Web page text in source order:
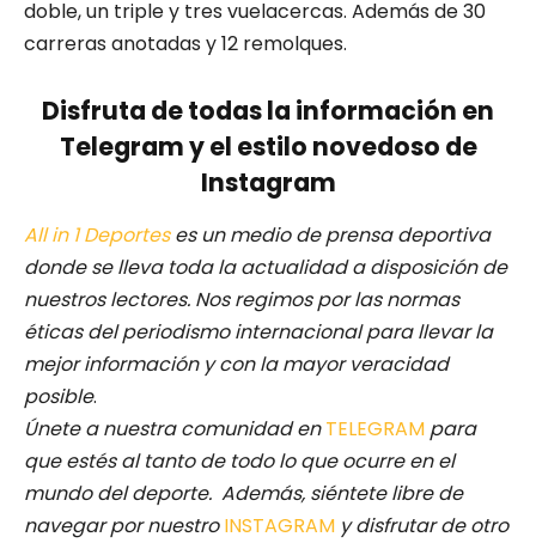
doble, un triple y tres vuelacercas. Además de 30
carreras anotadas y 12 remolques.
Disfruta de todas la información en
Telegram y el estilo novedoso de
Instagram
All in 1 Deporteses un medio de prensa deportiva
donde se lleva toda la actualidad a disposición de
nuestros lectores. Nos regimos por las normas
éticas del periodismo internacional para llevar la
mejor información y con la mayor veracidad
posible.
Únete a nuestra comunidad enTELEGRAM para
que estés al tanto de todo lo que ocurre en el
mundo del deporte. Además, siéntete libre de
navegar por nuestro INSTAGRAM y disfrutar de otro